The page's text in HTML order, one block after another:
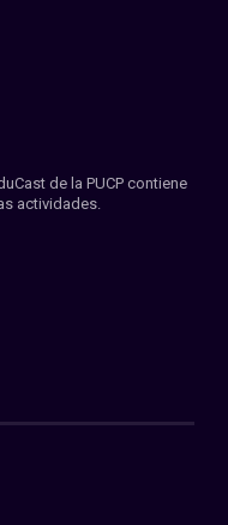
de la PUCP contiene
actividades.